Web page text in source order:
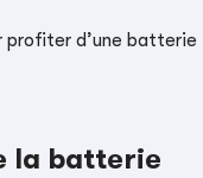
profiter d’une batterie
la batterie